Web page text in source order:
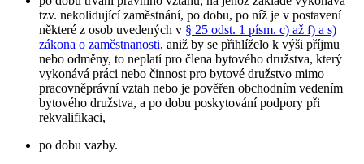
tzv. nekolidující zaměstnání, po dobu, po níž je v postavení
některé z osob uvedených v § 25 odst. 1 písm. c) až f) a s)
zákona o zaměstnanosti, aniž by se přihlíželo k výši příjmu
nebo odměny, to neplatí pro člena bytového družstva, který
vykonává práci nebo činnost pro bytové družstvo mimo
pracovněprávní vztah nebo je pověřen obchodním vedením
bytového družstva, a po dobu poskytování podpory při
rekvalifikaci,
po dobu vazby.